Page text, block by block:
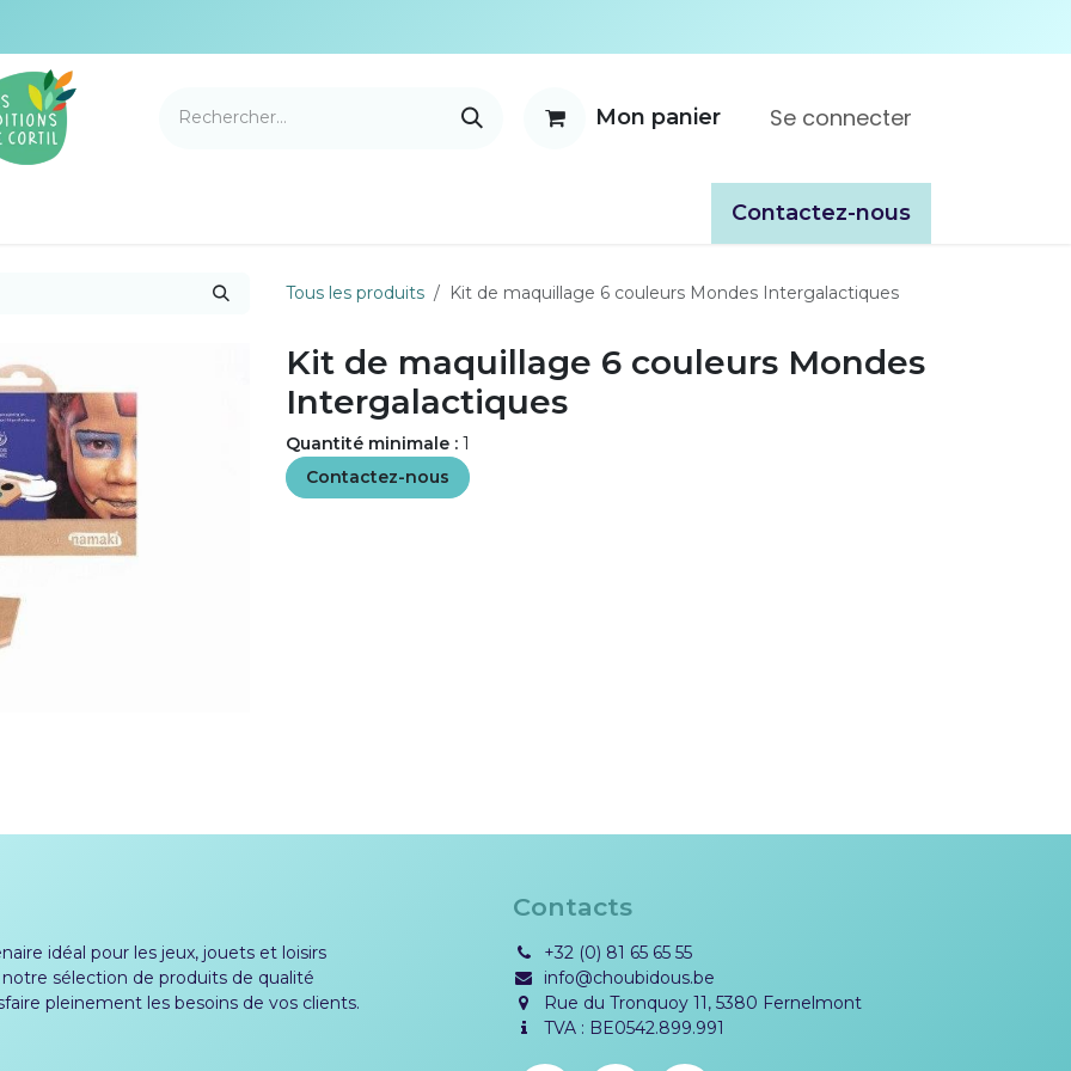
Mon panier Se connecter
Catalogues
​​Contactez-nous
Tous les produits Kit de maquillage 6 couleurs Mondes Intergalactiques
Kit de maquillage 6 couleurs Mondes
Intergalactiques
Quantité minimale : 1
Contactez-nous
idéal pour les jeux, jouets et loisirs
sélection de produits de qualité
pleinement les besoins de vos clients.
Contacts
+32 (0) 81 65 65 55
info@choubidous.be
Rue du Tronquoy 11, 5380 Fernelmont
TVA : BE0542.899.991